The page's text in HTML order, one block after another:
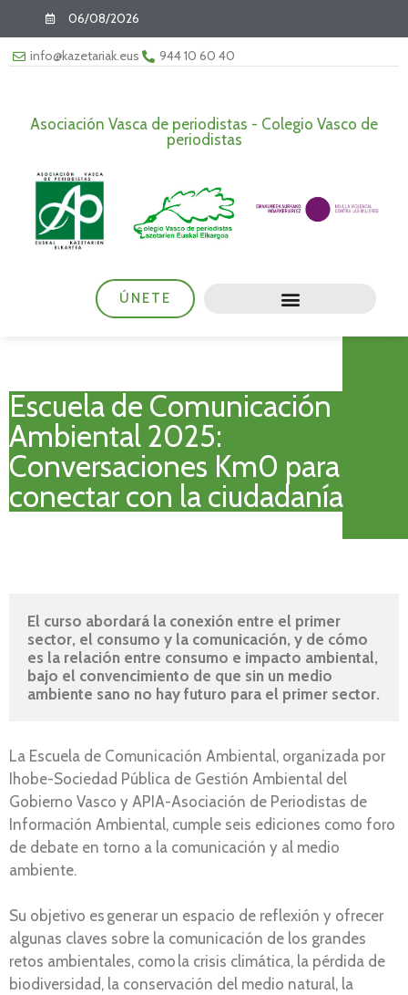
06/08/2026
info@kazetariak.eus 944 10 60 40
Asociación Vasca de periodistas - Colegio Vasco de
periodistas
ÚNETE
Escuela de Comunicación
Ambiental 2025:
Conversaciones Km0 para
conectar con la ciudadanía
El curso abordará la conexión entre el primer
sector, el consumo y la comunicación, y de cómo
es la relación entre consumo e impacto ambiental,
bajo el convencimiento de que sin un medio
ambiente sano no hay futuro para el primer sector.
La Escuela de Comunicación Ambiental, organizada por
Ihobe-Sociedad Pública de Gestión Ambiental del
Gobierno Vasco y APIA-Asociación de Periodistas de
Información Ambiental, cumple seis ediciones como foro
de debate en torno a la comunicación y al medio
ambiente.
Su objetivo es generar un espacio de reflexión y ofrecer
algunas claves sobre la comunicación de los grandes
retos ambientales, como la crisis climática, la pérdida de
biodiversidad, la conservación del medio natural, la